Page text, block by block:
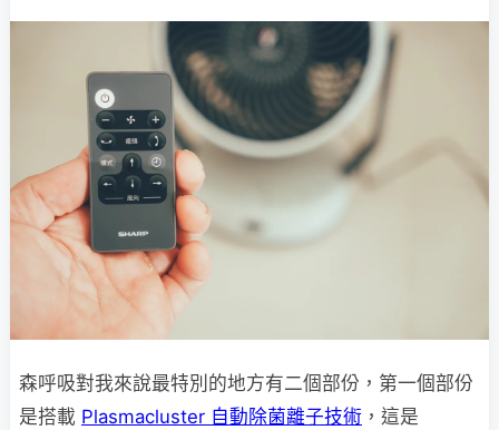
森呼吸對我來說最特別的地方有二個部份，第一個部份
是搭載 Plasmacluster 自動除菌離子技術 ，這是